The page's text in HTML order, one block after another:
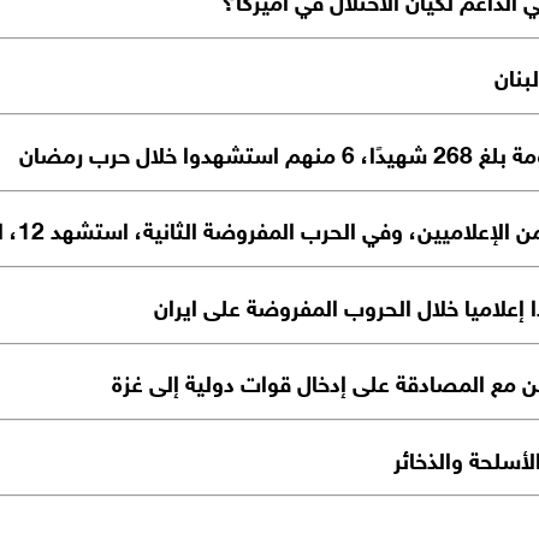
رمضان
مع المصادقة على إدخال قوات دولية إلى غزة
والذخائر